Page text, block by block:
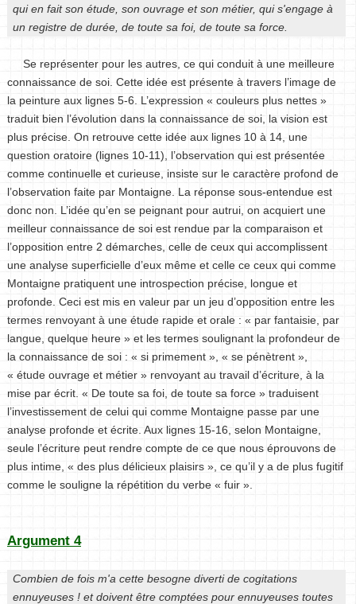
qui en fait son étude, son ouvrage et son métier, qui s'engage à
un registre de durée, de toute sa foi, de toute sa force.
Se représenter pour les autres, ce qui conduit à une meilleure
connaissance de soi. Cette idée est présente à travers l’image de
la peinture aux lignes 5-6. L’expression « couleurs plus nettes »
traduit bien l’évolution dans la connaissance de soi, la vision est
plus précise. On retrouve cette idée aux lignes 10 à 14, une
question oratoire (lignes 10-11), l’observation qui est présentée
comme continuelle et curieuse, insiste sur le caractère profond de
l’observation faite par Montaigne. La réponse sous-entendue est
donc non. L’idée qu’en se peignant pour autrui, on acquiert une
meilleur connaissance de soi est rendue par la comparaison et
l’opposition entre 2 démarches, celle de ceux qui accomplissent
une analyse superficielle d’eux même et celle ce ceux qui comme
Montaigne pratiquent une introspection précise, longue et
profonde. Ceci est mis en valeur par un jeu d’opposition entre les
termes renvoyant à une étude rapide et orale : « par fantaisie, par
langue, quelque heure » et les termes soulignant la profondeur de
la connaissance de soi : « si primement », « se pénètrent »,
« étude ouvrage et métier » renvoyant au travail d’écriture, à la
mise par écrit. « De toute sa foi, de toute sa force » traduisent
l’investissement de celui qui comme Montaigne passe par une
analyse profonde et écrite. Aux lignes 15-16, selon Montaigne,
seule l’écriture peut rendre compte de ce que nous éprouvons de
plus intime, « des plus délicieux plaisirs », ce qu’il y a de plus fugitif
comme le souligne la répétition du verbe « fuir ».
Argument 4
Combien de fois m'a cette besogne diverti de cogitations
ennuyeuses ! et doivent être comptées pour ennuyeuses toutes